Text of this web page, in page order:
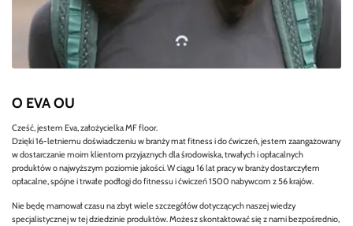
O EVA OU
Cześć, jestem Eva, założycielka MF floor.
Dzięki 16-letniemu doświadczeniu w branży mat fitness i do ćwiczeń, jestem zaangażowany
w dostarczanie moim klientom przyjaznych dla środowiska, trwałych i opłacalnych
produktów o najwyższym poziomie jakości. W ciągu 16 lat pracy w branży dostarczyłem
opłacalne, spójne i trwałe podłogi do fitnessu i ćwiczeń 1500 nabywcom z 56 krajów.
Nie będę marnował czasu na zbyt wiele szczegółów dotyczących naszej wiedzy
specjalistycznej w tej dziedzinie produktów. Możesz skontaktować się z nami bezpośrednio,